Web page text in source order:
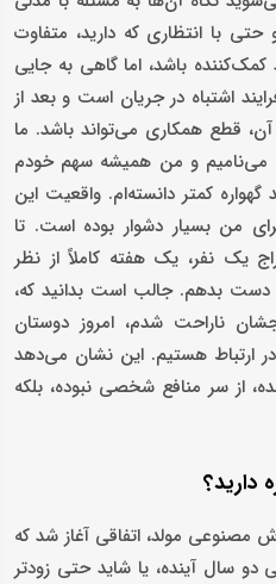
حتی با انتظاری که دارید، متفاوت
باشد، اما گاهی به جایی
اشتباه در جریان است و بعد از
آن، قطع همکاری می‌تواند باشد. ما
می‌نامیم و من همیشه سهم خودم
گهواره کمتر دانسته‌ام. واقعیت این
من بسیار دشوار بوده است. تا
یک نفر، یک هفته کاملاً از نظر
دست بدهم. جالب است بدانید که،
ناراحت شدم، امروز دوستان
ارتباط هستیم. این نشان می‌دهد
از سر منافع شخصی نبوده، بلکه
دارید؟
مولد، اتفاقی آغاز شد که
سال آینده، یا شاید حتی زودتر